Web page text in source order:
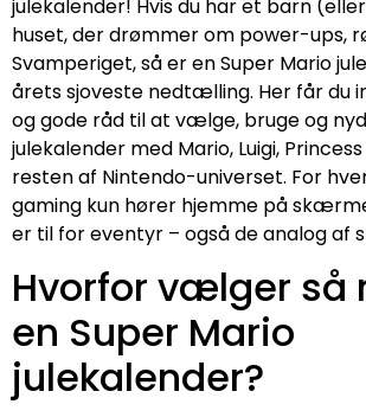
julekalender! Hvis du har et barn
huset, der drømmer om power-ups,
Svamperiget, så er en Super Mario
årets sjoveste nedtælling. Her får du
og gode råd til at vælge, bruge og
julekalender med Mario, Luigi,
resten af Nintendo-universet. For
gaming kun hører hjemme på
er til for eventyr – også de analog af
Hvorfor vælger så
en Super Mario
julekalender?